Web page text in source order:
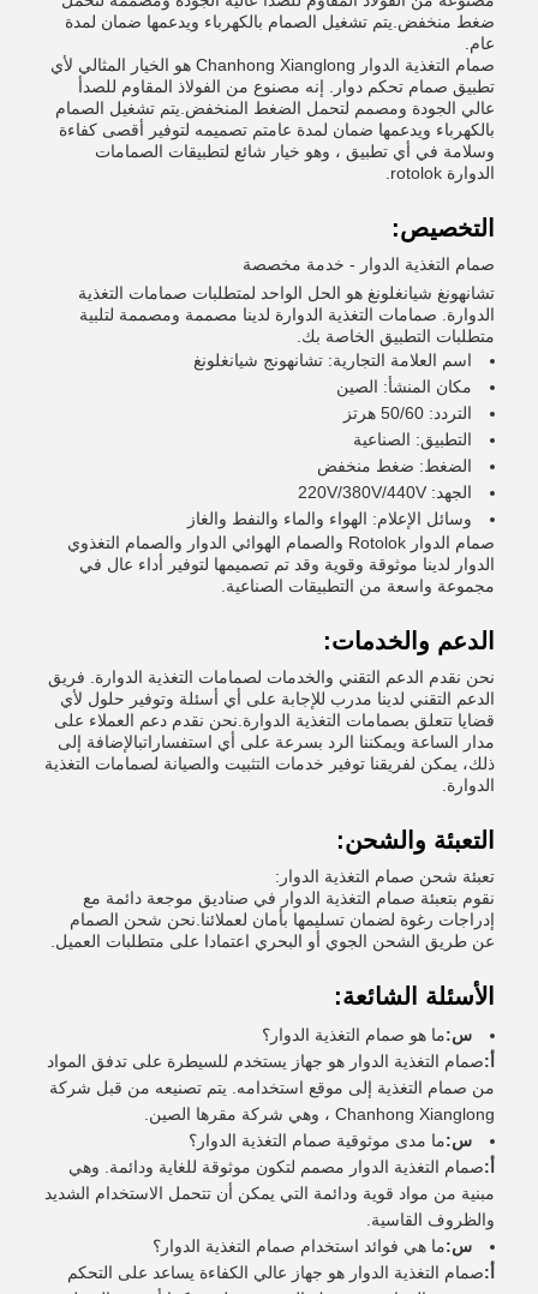
ضغط منخفض.يتم تشغيل الصمام بالكهرباء ويدعمها ضمان لمدة
عام.
صمام التغذية الدوار Chanhong Xianglong هو الخيار المثالي لأي
تطبيق صمام تحكم دوار. إنه مصنوع من الفولاذ المقاوم للصدأ
عالي الجودة ومصمم لتحمل الضغط المنخفض.يتم تشغيل الصمام
بالكهرباء ويدعمها ضمان لمدة عامتم تصميمه لتوفير أقصى كفاءة
وسلامة في أي تطبيق ، وهو خيار شائع لتطبيقات الصمامات
الدوارة rotolok.
التخصيص:
صمام التغذية الدوار - خدمة مخصصة
تشانهونغ شيانغلونغ هو الحل الواحد لمتطلبات صمامات التغذية
الدوارة. صمامات التغذية الدوارة لدينا مصممة ومصممة لتلبية
متطلبات التطبيق الخاصة بك.
اسم العلامة التجارية: تشانهونج شيانغلونغ
مكان المنشأ: الصين
التردد: 50/60 هرتز
التطبيق: الصناعية
الضغط: ضغط منخفض
الجهد: 220V/380V/440V
وسائل الإعلام: الهواء والماء والنفط والغاز
صمام الدوار Rotolok والصمام الهوائي الدوار والصمام التغذوي
الدوار لدينا موثوقة وقوية وقد تم تصميمها لتوفير أداء عال في
مجموعة واسعة من التطبيقات الصناعية.
الدعم والخدمات:
نحن نقدم الدعم التقني والخدمات لصمامات التغذية الدوارة. فريق
الدعم التقني لدينا مدرب للإجابة على أي أسئلة وتوفير حلول لأي
قضايا تتعلق بصمامات التغذية الدوارة.نحن نقدم دعم العملاء على
مدار الساعة ويمكننا الرد بسرعة على أي استفساراتبالإضافة إلى
ذلك، يمكن لفريقنا توفير خدمات التثبيت والصيانة لصمامات التغذية
الدوارة.
التعبئة والشحن:
تعبئة شحن صمام التغذية الدوار:
نقوم بتعبئة صمام التغذية الدوار في صناديق موجعة دائمة مع
إدراجات رغوة لضمان تسليمها بأمان لعملائنا.نحن شحن الصمام
عن طريق الشحن الجوي أو البحري اعتمادا على متطلبات العميل.
الأسئلة الشائعة:
س:ما هو صمام التغذية الدوار؟
أ:صمام التغذية الدوار هو جهاز يستخدم للسيطرة على تدفق المواد
من صمام التغذية إلى موقع استخدامه. يتم تصنيعه من قبل شركة
Chanhong Xianglong ، وهي شركة مقرها الصين.
س:ما مدى موثوقية صمام التغذية الدوار؟
أ:صمام التغذية الدوار مصمم لتكون موثوقة للغاية ودائمة. وهي
مبنية من مواد قوية ودائمة التي يمكن أن تتحمل الاستخدام الشديد
والظروف القاسية.
س:ما هي فوائد استخدام صمام التغذية الدوار؟
أ:صمام التغذية الدوار هو جهاز عالي الكفاءة يساعد على التحكم